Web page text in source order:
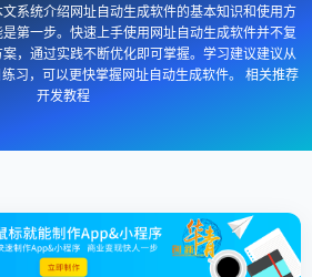
系统介绍网址自动生成软件的基本知识和使用方
第一步。快速上手使用网址自动生成软件并不复
，通过实践不断优化即可掌握。学习建议建议从
习，可以更快掌握网址自动生成软件。 相关推荐
开发教程